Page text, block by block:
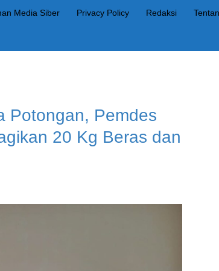
Media Siber Privacy Policy Redaksi
Potongan, Pemdes
20 Kg Beras dan